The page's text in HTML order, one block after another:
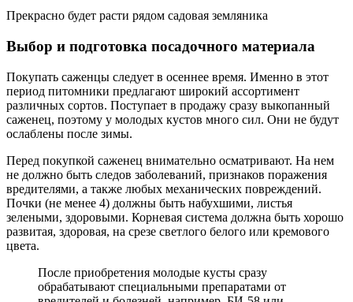
Прекрасно будет расти рядом садовая земляника
Выбор и подготовка посадочного материала
Покупать саженцы следует в осеннее время. Именно в этот
период питомники предлагают широкий ассортимент
различных сортов. Поступает в продажу сразу выкопанный
саженец, поэтому у молодых кустов много сил. Они не будут
ослаблены после зимы.
Перед покупкой саженец внимательно осматривают. На нем
не должно быть следов заболеваний, признаков поражения
вредителями, а также любых механических повреждений.
Почки (не менее 4) должны быть набухшими, листья
зелеными, здоровыми. Корневая система должна быть хорошо
развитая, здоровая, на срезе светлого белого или кремового
цвета.
После приобретения молодые кусты сразу
обрабатывают специальными препаратами от